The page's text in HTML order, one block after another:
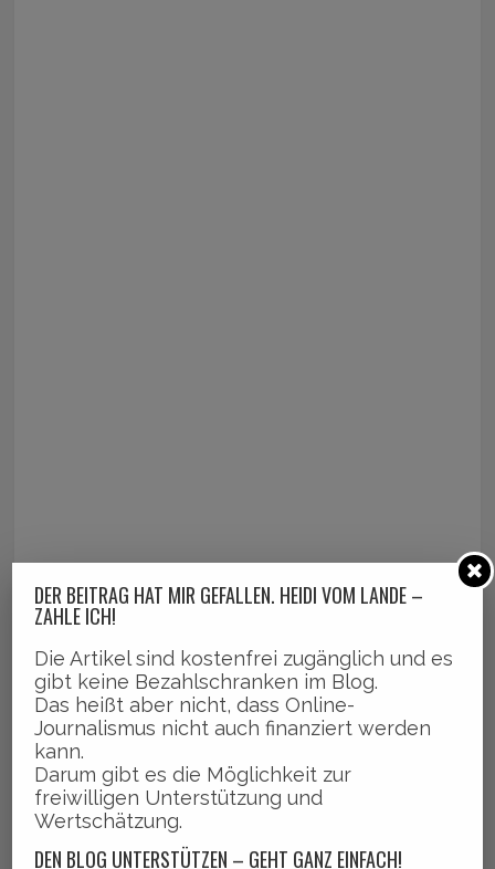
DER BEITRAG HAT MIR GEFALLEN. HEIDI VOM LANDE –
ZAHLE ICH!
Die Artikel sind kostenfrei zugänglich und es
gibt keine Bezahlschranken im Blog.
Das heißt aber nicht, dass Online-
Journalismus nicht auch finanziert werden
kann.
Darum gibt es die Möglichkeit zur
freiwilligen Unterstützung und
Wertschätzung.
DEN BLOG UNTERSTÜTZEN – GEHT GANZ EINFACH!